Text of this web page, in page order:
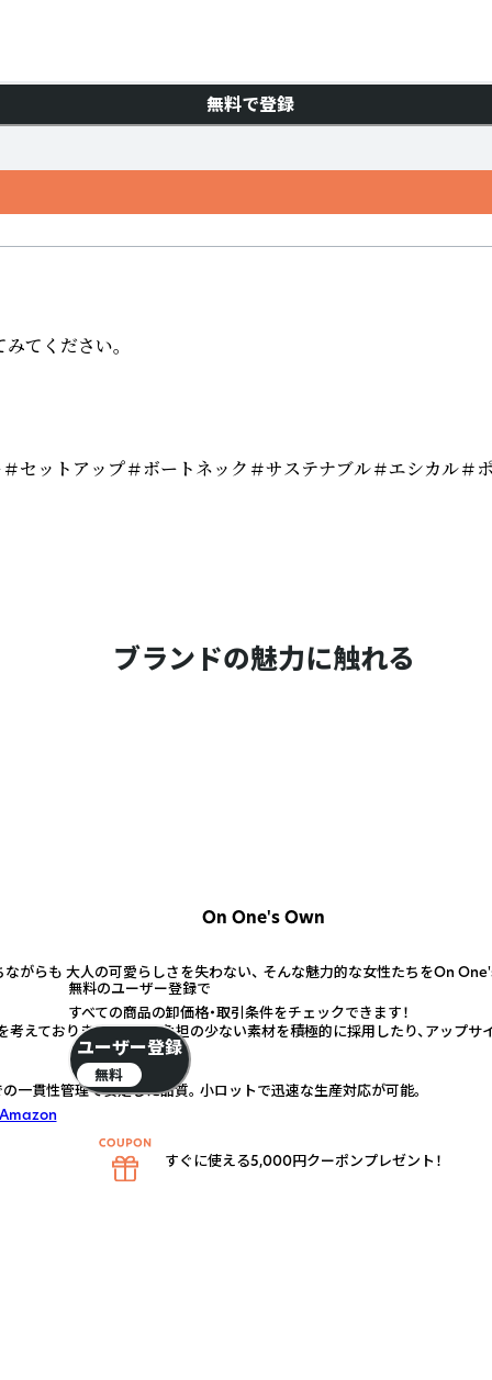
無料で登録
てください。
ットアップ＃ボートネック＃サステナブル＃エシカル＃
ブランドの魅力に触れる
On One's Own
ながらも 大人の可愛らしさを失わない、 そんな魅力的な女性たちをOn
えております。 地球に負担の少ない素材を積極的に採用したり、アップ
一貫性管理で安定した品質。 小ロットで迅速な生産対応が可能。
無料のユーザー登録で
すべての商品の卸価格・取引条件をチェックできます！
ユーザー登録
無料
すぐに使える5,000円クーポンプレゼント！